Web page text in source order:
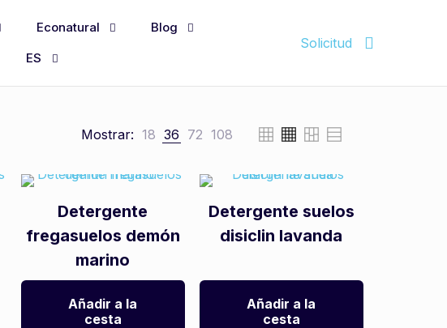
Econatural
Blog
ES
Solicitud
Mostrar: 18 36 72 108
Detergente
fregasuelos demón
marino
Añadir a la
cesta
Detergente suelos
disiclin lavanda
Añadir a la
cesta